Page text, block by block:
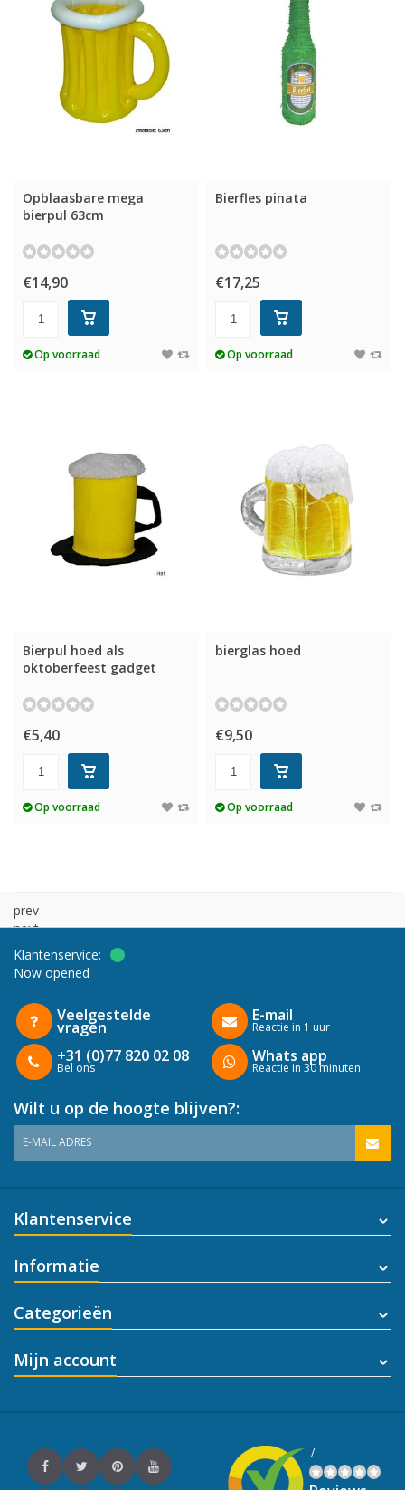
Opblaasbare mega
bierpul 63cm
€14,90
Op voorraad
Bierfles pinata
€17,25
Op voorraad
Bierpul hoed als
oktoberfeest gadget
€5,40
Op voorraad
bierglas hoed
€9,50
Op voorraad
prev
next
Klantenservice:
Now opened
Veelgestelde
vragen
+31 (0)77 820 02 08
Bel ons
E-mail
Reactie in 1 uur
Whats app
Reactie in 30 minuten
Wilt u op de hoogte blijven?:
E-MAIL ADRES
Klantenservice
Informatie
Categorieën
Mijn account
/